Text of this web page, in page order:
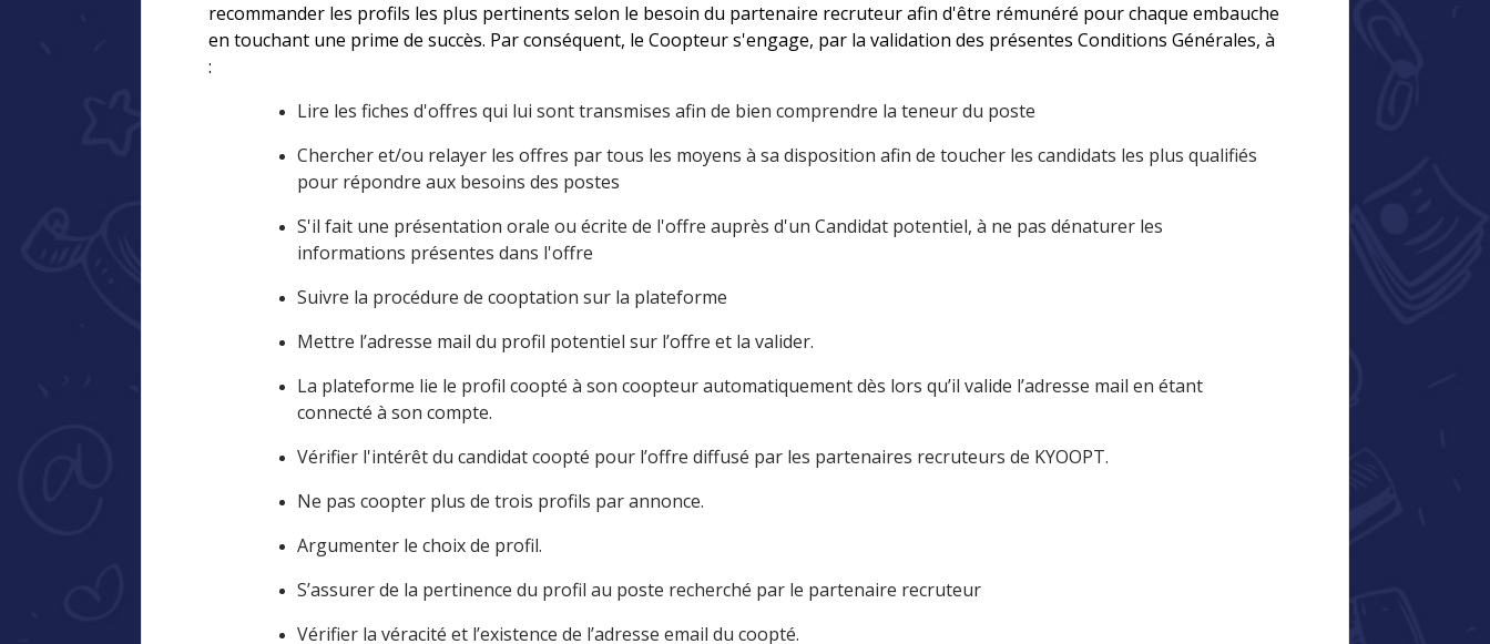
recommander les profils les plus pertinents selon le besoin du partenaire recruteur afin d'être rémunéré pour chaque embauche
en touchant une prime de succès. Par conséquent, le Coopteur s'engage, par la validation des présentes Conditions Générales, à
:
Lire les fiches d'offres qui lui sont transmises afin de bien comprendre la teneur du poste
Chercher et/ou relayer les offres par tous les moyens à sa disposition afin de toucher les candidats les plus qualifiés
pour répondre aux besoins des postes
S'il fait une présentation orale ou écrite de l'offre auprès d'un Candidat potentiel, à ne pas dénaturer les
informations présentes dans l'offre
Suivre la procédure de cooptation sur la plateforme
Mettre l’adresse mail du profil potentiel sur l’offre et la valider.
La plateforme lie le profil coopté à son coopteur automatiquement dès lors qu’il valide l’adresse mail en étant
connecté à son compte.
Vérifier l'intérêt du candidat coopté pour l’offre diffusé par les partenaires recruteurs de KYOOPT.
Ne pas coopter plus de trois profils par annonce.
Argumenter le choix de profil.
S’assurer de la pertinence du profil au poste recherché par le partenaire recruteur
Vérifier la véracité et l’existence de l’adresse email du coopté.